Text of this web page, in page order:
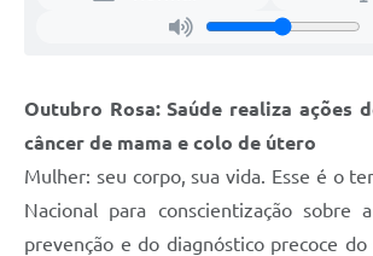
Outubro Rosa: Saúde realiza ações
câncer de mama e colo de útero
Mulher: seu corpo, sua vida. Esse é o
Nacional para conscientização sobre
prevenção e do diagnóstico precoce do